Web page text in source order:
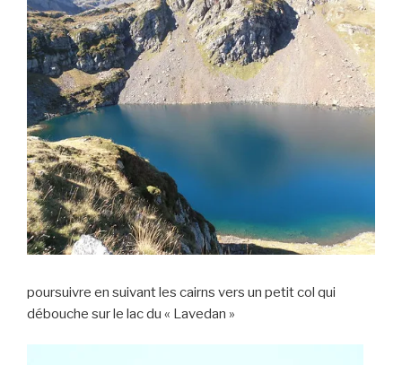
poursuivre en suivant les cairns vers un petit col qui
débouche sur le lac du « Lavedan »